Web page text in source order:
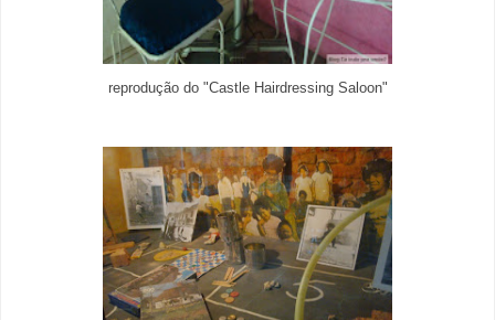
reprodução do "Castle Hairdressing Saloon"